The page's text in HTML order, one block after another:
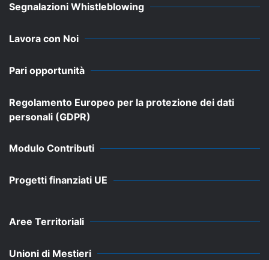
Segnalazioni Whistleblowing
Lavora con Noi
Pari opportunità
Regolamento Europeo per la protezione dei dati
personali (GDPR)
Modulo Contributi
Progetti finanziati UE
Aree Territoriali
Unioni di Mestieri